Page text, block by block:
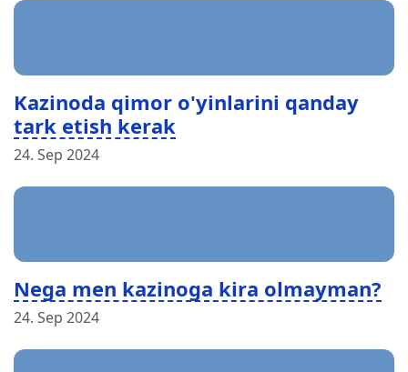
Kazinoda qimor o'yinlarini qanday
tark etish kerak
24. Sep 2024
Nega men kazinoga kira olmayman?
24. Sep 2024